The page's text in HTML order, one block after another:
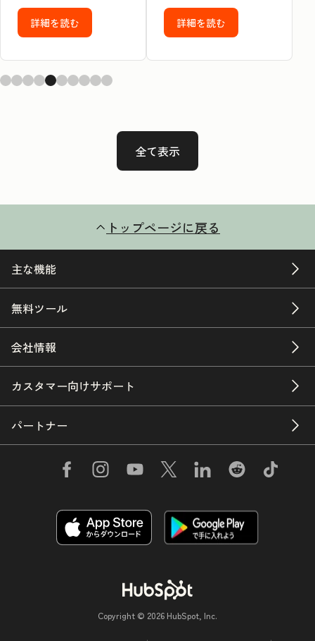
詳細を読む 詳細を読む
全て表示
トップページに戻る
主な機能
無料ツール
会社情報
カスタマー向けサポート
パートナー
Copyright © 2026 HubSpot, Inc.